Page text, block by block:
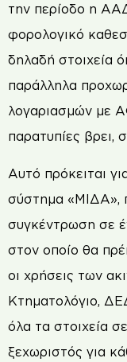
την περίοδο η
φορολογικό
δηλαδή
παράλληλα
λογαριασμών με
παρατυπίες βρει,
Αυτό πρόκειται
σύστημα «ΜΙΔΑ»,
συγκέντρωση σε
στον οποίο θα
οι χρήσεις των
Κτηματολόγιο,
όλα τα στοιχεία
ξεχωριστός για